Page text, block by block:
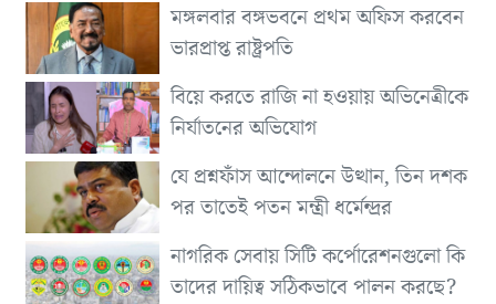
মঙ্গলবার বঙ্গভবনে প্রথম অফিস করবেন
ভারপ্রাপ্ত রাষ্ট্রপতি
বিয়ে করতে রাজি না হওয়ায় অভিনেত্রীকে
নির্যাতনের অভিযোগ
যে প্রশ্নফাঁস আন্দোলনে উত্থান, তিন দশক
পর তাতেই পতন মন্ত্রী ধর্মেন্দ্রর
নাগরিক সেবায় সিটি কর্পোরেশনগুলো কি
তাদের দায়িত্ব সঠিকভাবে পালন করছে?